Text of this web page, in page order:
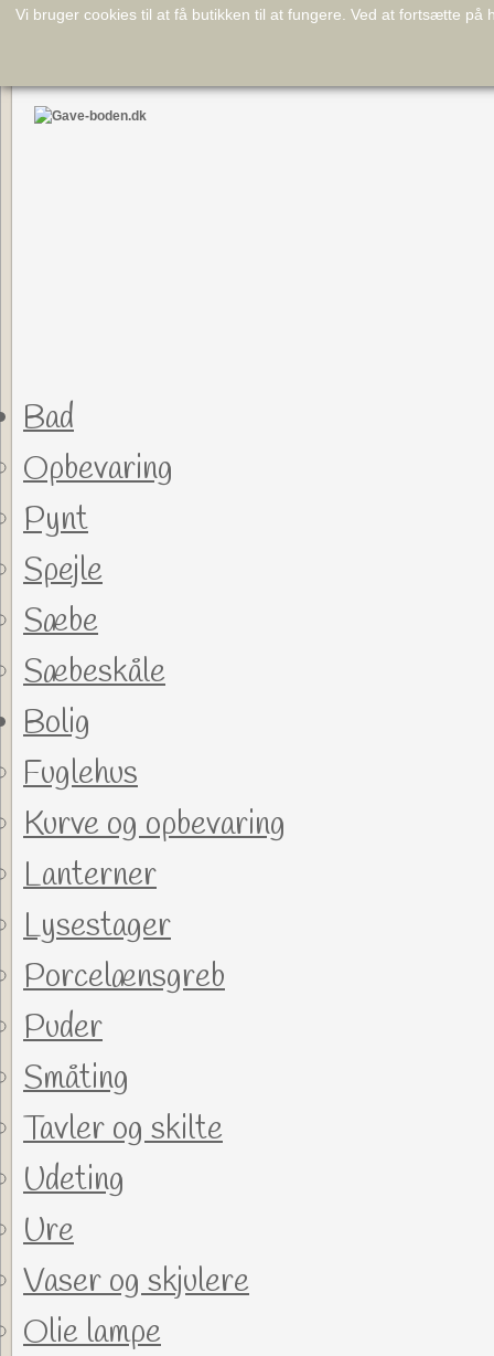
Bad
Opbevaring
Pynt
Spejle
Sæbe
Sæbeskåle
Bolig
Fuglehus
Kurve og opbevaring
Lanterner
Lysestager
Porcelænsgreb
Puder
Småting
Tavler og skilte
Udeting
Ure
Vaser og skjulere
Olie lampe
Vi bruger cookies til at få butikken til at fungere. Ved at fortsætte på